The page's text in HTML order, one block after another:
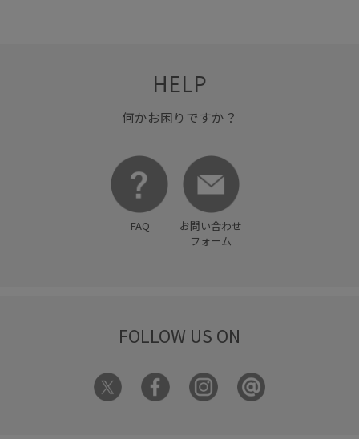
HELP
何かお困りですか？
FAQ
お問い合わせ
フォーム
FOLLOW US ON